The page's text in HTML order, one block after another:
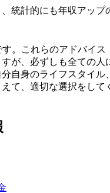
統計的にも年収アップ
。これらのアドバイス
が、必ずしも全ての人
自身のライフスタイル
て、適切な選択をして